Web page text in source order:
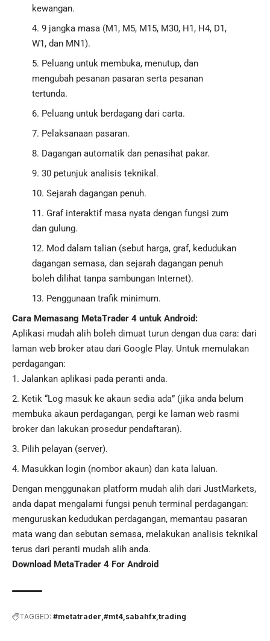
kewangan.
9 jangka masa (M1, M5, M15, M30, H1, H4, D1,
W1, dan MN1).
Peluang untuk membuka, menutup, dan
mengubah pesanan pasaran serta pesanan
tertunda.
Peluang untuk berdagang dari carta.
Pelaksanaan pasaran.
Dagangan automatik dan penasihat pakar.
30 petunjuk analisis teknikal.
Sejarah dagangan penuh.
Graf interaktif masa nyata dengan fungsi zum
dan gulung.
Mod dalam talian (sebut harga, graf, kedudukan
dagangan semasa, dan sejarah dagangan penuh
boleh dilihat tanpa sambungan Internet).
Penggunaan trafik minimum.
Cara Memasang MetaTrader 4 untuk Android:
Aplikasi mudah alih boleh dimuat turun dengan dua cara: dari
laman web broker atau dari Google Play. Untuk memulakan
perdagangan:
Jalankan aplikasi pada peranti anda.
Ketik “Log masuk ke akaun sedia ada” (jika anda belum
membuka akaun perdagangan, pergi ke laman web rasmi
broker dan lakukan prosedur pendaftaran).
Pilih pelayan (server).
Masukkan login (nombor akaun) dan kata laluan.
Dengan menggunakan platform mudah alih dari JustMarkets,
anda dapat mengalami fungsi penuh terminal perdagangan:
menguruskan kedudukan perdagangan, memantau pasaran
mata wang dan sebutan semasa, melakukan analisis teknikal
terus dari peranti mudah alih anda.
Download MetaTrader 4 For Android
TAGGED: #metatrader #mt4 sabahfx trading